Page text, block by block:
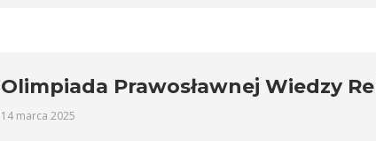
Olimpiada Prawosławnej Wiedzy
14 marca 2025